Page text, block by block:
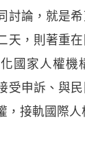
討論，就是
天，則著重
國家人權機
受申訴、與民
，接軌國際人